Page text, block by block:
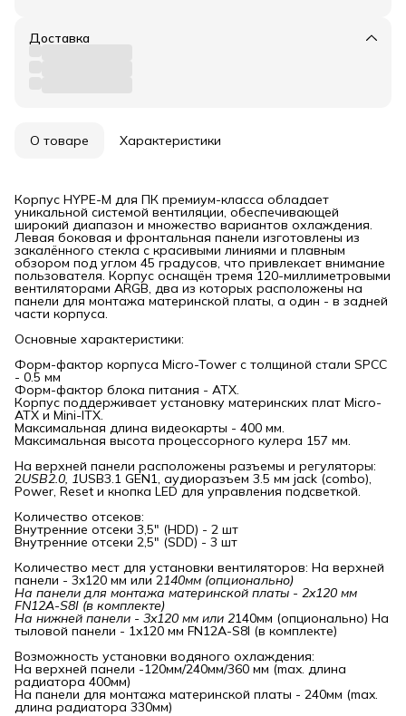
Доставка
О товаре Характеристики
Корпус HYPE-M для ПК премиум-класса обладает
уникальной системой вентиляции, обеспечивающей
широкий диапазон и множество вариантов охлаждения.
Левая боковая и фронтальная панели изготовлены из
закалённого стекла с красивыми линиями и плавным
обзором под углом 45 градусов, что привлекает внимание
пользователя. Корпус оснащён тремя 120-миллиметровыми
вентиляторами ARGB, два из которых расположены на
панели для монтажа материнской платы, а один - в задней
части корпуса.
Основные характеристики:
Форм-фактор корпуса Мicro-Tower с толщиной стали SPCC
- 0.5 мм
Форм-фактор блока питания - АТХ.
Корпус поддерживает установку материнских плат Мicro-
АТХ и Mini-ITX.
Максимальная длина видеокарты - 400 мм.
Максимальная высота процессорного кулера 157 мм.
На верхней панели расположены разъемы и регуляторы:
2USB2.0, 1USB3.1 GEN1, аудиоразъем 3.5 мм jack (combo),
Power, Reset и кнопка LED для управления подсветкой.
Количество отсеков:
Внутренние отсеки 3,5" (HDD) - 2 шт
Внутренние отсеки 2,5" (SDD) - 3 шт
Количество мест для установки вентиляторов: На верхней
панели - 3x120 мм или 2140мм (опционально)
На панели для монтажа материнской платы - 2x120 мм
FN12A-S8I (в комплекте)
На нижней панели - 3x120 мм или 2140мм (опционально) На
тыловой панели - 1x120 мм FN12A-S8I (в комплекте)
Возможность установки водяного охлаждения:
На верхней панели -120мм/240мм/360 мм (max. длина
радиатора 400мм)
На панели для монтажа материнской платы - 240мм (max.
длина радиатора 330мм)